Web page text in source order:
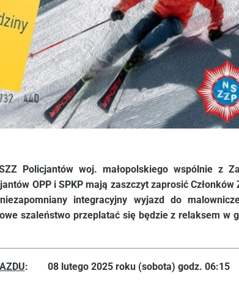
Policjantów woj. małopolskiego wspólnie z
OPP i SPKP mają zaszczyt zaprosić Członków
integracyjny wyjazd do
szaleństwo przeplatać się będzie z relaksem w
: 08 lutego 2025 roku (sobota) godz. 06:15